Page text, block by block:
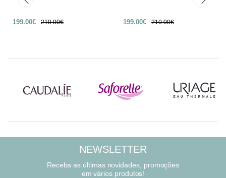
199.00€ 210.00€ 199.00€ 210.00€
NEWSLETTER
Receba as últimas novidades, promoções
em vários produtos!